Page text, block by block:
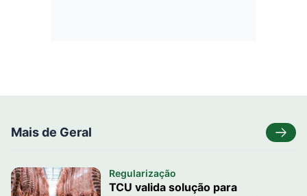
Mais de Geral
Regularização
TCU valida solução para